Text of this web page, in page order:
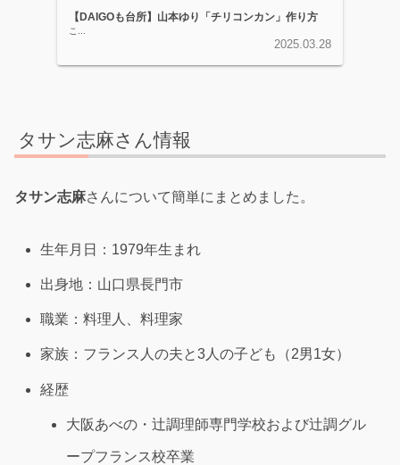
【DAIGOも台所】山本ゆり「チリコンカン」作り方
こ...
2025.03.28
タサン志麻さん情報
タサン志麻さんについて簡単にまとめました。
生年月日：1979年生まれ
出身地：山口県長門市
職業：料理人、料理家
家族：フランス人の夫と3人の子ども（2男1女）
経歴
大阪あべの・辻調理師専門学校および辻調グル
ープフランス校卒業